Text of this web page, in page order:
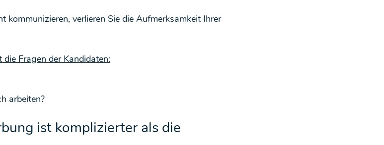
kommunizieren, verlieren Sie die Aufmerksamkeit Ihrer
Fragen der Kandidaten:
arbeiten?
ist komplizierter als die